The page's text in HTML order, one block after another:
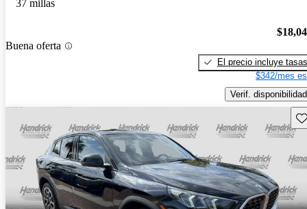
37 millas
Buena oferta
El precio incluye tasas
$342/mes
Verif. disponibilidad